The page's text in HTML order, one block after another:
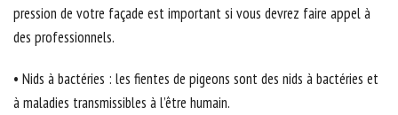
pression de votre façade est important si vous devrez faire appel à
des professionnels.
• Nids à bactéries : les fientes de pigeons sont des nids à bactéries et
à maladies transmissibles à l’être humain.